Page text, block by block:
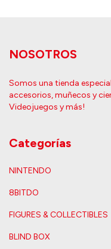
NOSOTROS
Somos una tienda
accesorios, muñecos y
Videojuegos y más!
Categorías
NINTENDO
8BITDO
FIGURES & COLLECTIBLES
BLIND BOX